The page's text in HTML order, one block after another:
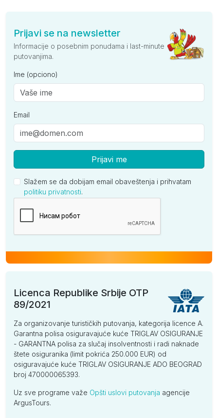
Prijavi se na newsletter
Informacije o posebnim ponudama i last-minute
putovanjima.
Ime (opciono)
Email
Prijavi me
Slažem se da dobijam email obaveštenja i prihvatam
politiku privatnosti.
Licenca Republike Srbije OTP
89/2021
Za organizovanje turističkih putovanja, kategorija licence A.
Garantna polisa osiguravajuće kuće TRIGLAV OSIGURANJE
- GARANTNA polisa za slučaj insolventnosti i radi naknade
štete osiguranika (limit pokrića 250.000 EUR) od
osiguravajuće kuće TRIGLAV OSIGURANJE ADO BEOGRAD
broj 470000065393.
Uz sve programe važe Opšti uslovi putovanja agencije
ArgusTours.